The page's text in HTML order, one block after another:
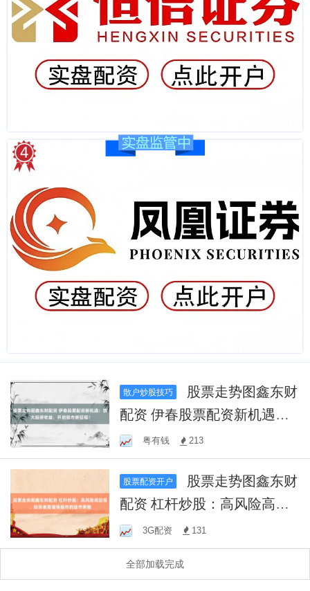
散户炒股技巧
配资 伊春股票配资新机遇：
放大投资收益，开启股市新
征程！
粤有钱 213
股票配资开户
配资 杠杆炒股：高风险高回
报，投资者需谨慎操作的股
市策略
3G配资 131
全部加载完成